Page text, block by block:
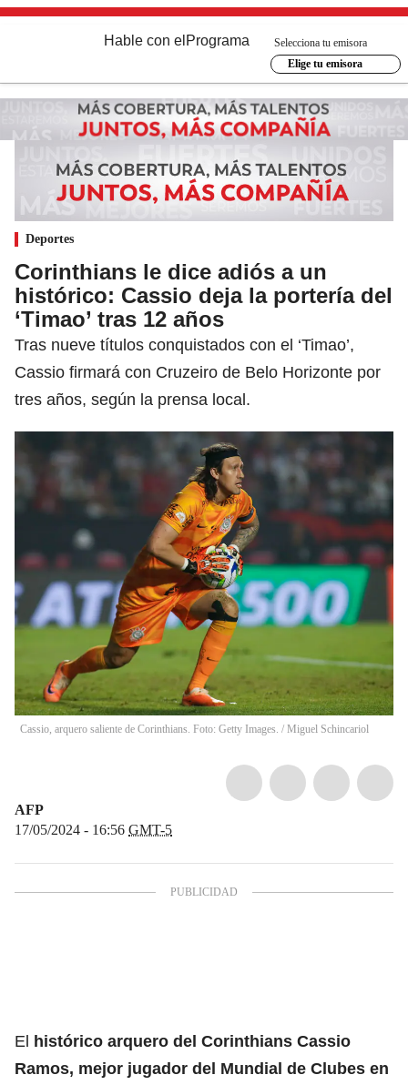
Hable con el Programa
Selecciona tu emisora
Elige tu emisora
Deportes
Corinthians le dice adiós a un
histórico: Cassio deja la portería del
‘Timao’ tras 12 años
Tras nueve títulos conquistados con el ‘Timao’,
Cassio firmará con Cruzeiro de Belo Horizonte por
tres años, según la prensa local.
Cassio, arquero saliente de Corinthians. Foto: Getty Images. / Miguel Schincariol
AFP
17/05/2024 - 16:56 GMT-5
El histórico arquero del Corinthians Cassio
Ramos, mejor jugador del Mundial de Clubes en